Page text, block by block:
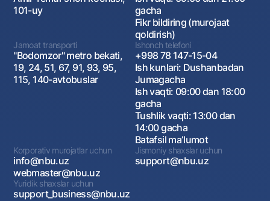
101-uy
gacha
Fikr bildiring (murojaat
qoldirish)
Jamoat transporti
"Bodomzor" metro bekati,
19, 24, 51, 67, 91, 93, 95,
115, 140-avtobuslar
Ishonch telefoni
+998 78 147-15-04
Ish kunlari: Dushanbadan
Jumagacha
Ish vaqti: 09:00 dan 18:00
gacha
Tushlik vaqti: 13:00 dan
14:00 gacha
Batafsil maʼlumot
Korporativ murojatlar uchun
info@nbu.uz
webmaster@nbu.uz
Jismoniy shaxslar uchun
support@nbu.uz
Yuridik shaxslar uchun
support_business@nbu.uz